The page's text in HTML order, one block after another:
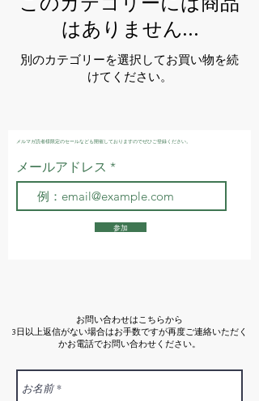
はありません…
別のカテゴリーを選択してお買い物を続
けてください。
メルマガ読者様限定のセールなども開催しておりますのでぜひご登録ください。
メールアドレス
参加
お問い合わせはこちらから
3日以上返信がない場合はお手数ですが再度ご連絡いただく
かお電話でお問い合わせください。